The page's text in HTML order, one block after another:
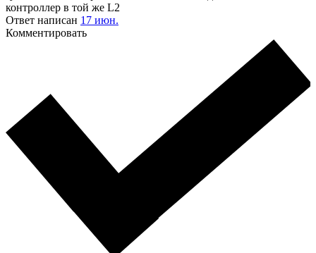
контроллер в той же L2
Ответ написан 17 июн.
Комментировать